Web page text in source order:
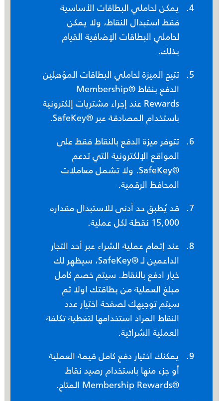
يمكن لحاملي البطاقات الأساسية
فقط استبدال النقاط، ولا يمكن
لحاملي البطاقات الإضافية القيام
بذلك.
تتيح الميزة لحاملي البطاقات المؤهلين
الدفع بنقاط ®Membership
Rewards عند إجراء مشتريات إلكترونية
باستخدام المصادقة عبر ®SafeKey.
تتوفر ميزة الدفع بالنقاط فقط على
المواقع الإلكترونية التي تدعم
®SafeKey. ولا تشمل معاملات
المحافظ الرقمية.
قد يُطبق حد أدنى للاستبدال مقداره
15,000 نقطة لكل عملية.
عند إتمام عملية الشراء عبر أحد التجار
الداعمين لـ ®SafeKey، سيظهر لك
خيار ادفع بالنقاط. سيتم خصم كامل
مبلغ العملية من بطاقتك اولا ثم
سيتم توجيهك لصفحة اختيار عدد
النقاط المراد استخدامها لتغطية تكلفة
العملية الشرائية.
يمكنك اختيار دفع كامل قيمة العملية
أو جزء منها باستخدام رصيد نقاط
®Membership Rewards المتاح.